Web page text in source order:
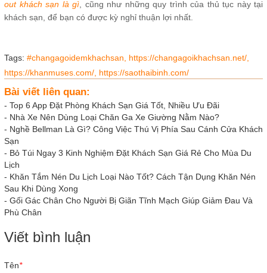
out khách sạn là gì , cũng như những quy trình của thủ tục này tại
khách sạn, để bạn có được kỳ nghỉ thuận lợi nhất.
Tags: #changagoidemkhachsan, https://changagoikhachsan.net/,
https://khanmuses.com/, https://saothaibinh.com/
Bài viết liên quan:
- Top 6 App Đặt Phòng Khách Sạn Giá Tốt, Nhiều Ưu Đãi
- Nhà Xe Nên Dùng Loại Chăn Ga Xe Giường Nằm Nào?
- Nghề Bellman Là Gì? Công Việc Thú Vị Phía Sau Cánh Cửa Khách
Sạn
- Bỏ Túi Ngay 3 Kinh Nghiệm Đặt Khách Sạn Giá Rẻ Cho Mùa Du
Lịch
- Khăn Tắm Nén Du Lịch Loại Nào Tốt? Cách Tận Dụng Khăn Nén
Sau Khi Dùng Xong
- Gối Gác Chân Cho Người Bị Giãn Tĩnh Mạch Giúp Giảm Đau Và
Phù Chân
Viết bình luận
Tên*